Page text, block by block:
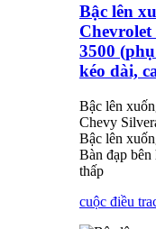
Bậc lên
Chevrolet
3500
kéo dài,
Bậc lên
Chevy
Bậc lên
Bàn đạp
thấp
cuộc điều tra